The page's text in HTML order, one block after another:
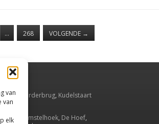
van
van
elk
… 268 VOLGENDE →
,Aalsmeerderbrug, Kudelstaart
Amstelhoek, De Hoef,